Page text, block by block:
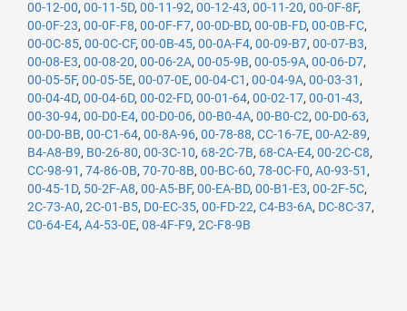
00-12-00, 00-11-5D, 00-11-92, 00-12-43, 00-11-20, 00-0F-8F,
00-0F-23, 00-0F-F8, 00-0F-F7, 00-0D-BD, 00-0B-FD, 00-0B-FC,
00-0C-85, 00-0C-CF, 00-0B-45, 00-0A-F4, 00-09-B7, 00-07-B3,
00-08-E3, 00-08-20, 00-06-2A, 00-05-9B, 00-05-9A, 00-06-D7,
00-05-5F, 00-05-5E, 00-07-0E, 00-04-C1 , 00-04-9A, 00-03-31 ,
00-04-4D, 00-04-6D, 00-02-FD, 00-01-64, 00-02-17, 00-01-43,
00-30-94, 00-D0-E4, 00-D0-06, 00-B0-4A, 00-B0-C2, 00-D0-63,
00-D0-BB, 00-C1-64, 00-8A-96, 00-78-88, CC-16-7E, 00-A2-89,
B4-A8-B9, B0-26-80, 00-3C-10, 68-2C-7B, 68-CA-E4, 00-2C-C8,
CC-98-91 , 74-86-0B, 70-70-8B, 00-BC-60, 78-0C-F0, A0-93-51 ,
00-45-1D, 50-2F-A8, 00-A5-BF, 00-EA-BD, 00-B1-E3, 00-2F-5C,
2C-73-A0, 2C-01-B5, D0-EC-35, 00-FD-22, C4-B3-6A, DC-8C-37,
C0-64-E4, A4-53-0E, 08-4F-F9, 2C-F8-9B